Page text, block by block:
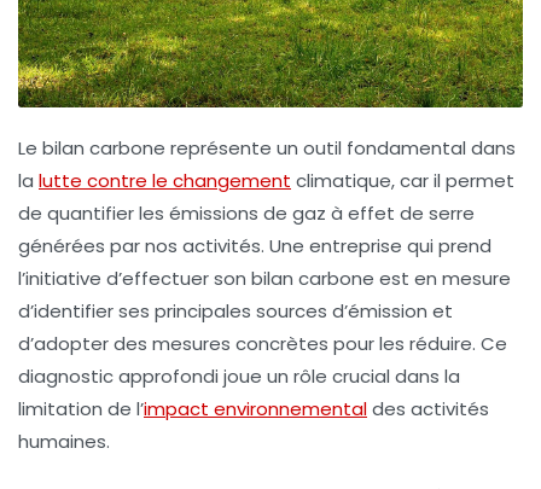
Le bilan carbone représente un outil fondamental dans
la lutte contre le changement climatique, car il permet
de quantifier les émissions de gaz à effet de serre
générées par nos activités. Une entreprise qui prend
l’initiative d’effectuer son bilan carbone est en mesure
d’identifier ses principales sources d’émission et
d’adopter des mesures concrètes pour les réduire. Ce
diagnostic approfondi joue un rôle crucial dans la
limitation de l’impact environnementaldes activités
humaines.